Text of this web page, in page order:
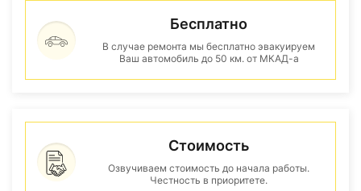
Бесплатно
В случае ремонта мы бесплатно эвакуируем
Ваш автомобиль до 50 км. от МКАД-а
Стоимость
Озвучиваем стоимость до начала работы.
Честность в приоритете.